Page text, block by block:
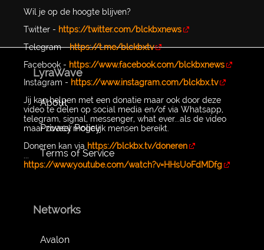
Wil je op de hoogte blijven?
Twitter - https://twitter.com/blckbxnews
Telegram -https://t.me/blckbxtv
Facebook - https://www.facebook.com/blckbxnews
Instagram - https://www.instagram.com/blckbx.tv
Jij kan helpen met een donatie maar ook door deze
video te delen op social media en/of via Whatsapp,
telegram, signal, messenger, what ever...als de video
maar zoveel mogelijk mensen bereikt.
Doneren kan via https://blckbx.tv/doneren
...
https://www.youtube.com/watch?v=HHsUoFdMDfg
LyraWave
About
Privacy Policy
Terms of Service
Networks
Avalon